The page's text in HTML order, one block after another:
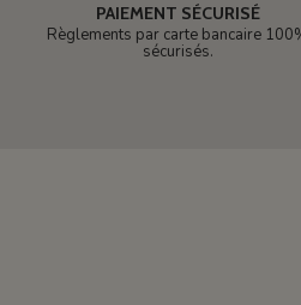
PAIEMENT SÉCURISÉ
Règlements par carte bancaire
sécurisés.